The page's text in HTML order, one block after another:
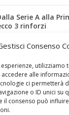
Consenso
utilizziamo
alle
ci permetterà
o ID unici su
il consenso può
Serie A alla
3 rinforzi
ecco il calendario